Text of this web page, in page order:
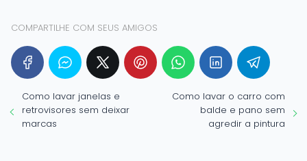
COMPARTILHE COM SEUS AMIGOS
Como lavar janelas e
retrovisores sem deixar
marcas
Como lavar o carro com
balde e pano sem
agredir a pintura